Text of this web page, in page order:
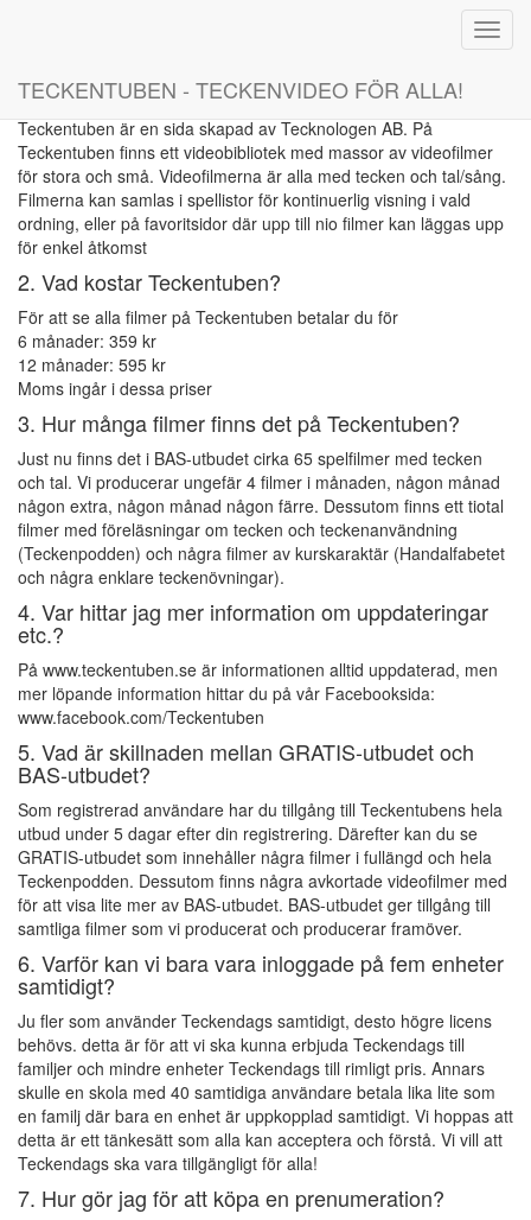
TECKENTUBEN - TECKENVIDEO FÖR ALLA!
1. Vad är Teckentuben?
Teckentuben är en sida skapad av Tecknologen AB. På
Teckentuben finns ett videobibliotek med massor av videofilmer
för stora och små. Videofilmerna är alla med tecken och tal/sång.
Filmerna kan samlas i spellistor för kontinuerlig visning i vald
ordning, eller på favoritsidor där upp till nio filmer kan läggas upp
för enkel åtkomst
2. Vad kostar Teckentuben?
För att se alla filmer på Teckentuben betalar du för
6 månader: 359 kr
12 månader: 595 kr
Moms ingår i dessa priser
3. Hur många filmer finns det på Teckentuben?
Just nu finns det i BAS-utbudet cirka 65 spelfilmer med tecken
och tal. Vi producerar ungefär 4 filmer i månaden, någon månad
någon extra, någon månad någon färre. Dessutom finns ett tiotal
filmer med föreläsningar om tecken och teckenanvändning
(Teckenpodden) och några filmer av kurskaraktär (Handalfabetet
och några enklare teckenövningar).
4. Var hittar jag mer information om uppdateringar
etc.?
På www.teckentuben.se är informationen alltid uppdaterad, men
mer löpande information hittar du på vår Facebooksida:
www.facebook.com/Teckentuben
5. Vad är skillnaden mellan GRATIS-utbudet och
BAS-utbudet?
Som registrerad användare har du tillgång till Teckentubens hela
utbud under 5 dagar efter din registrering. Därefter kan du se
GRATIS-utbudet som innehåller några filmer i fullängd och hela
Teckenpodden. Dessutom finns några avkortade videofilmer med
för att visa lite mer av BAS-utbudet. BAS-utbudet ger tillgång till
samtliga filmer som vi producerat och producerar framöver.
6. Varför kan vi bara vara inloggade på fem enheter
samtidigt?
Ju fler som använder Teckendags samtidigt, desto högre licens
behövs. detta är för att vi ska kunna erbjuda Teckendags till
familjer och mindre enheter Teckendags till rimligt pris. Annars
skulle en skola med 40 samtidiga användare betala lika lite som
en familj där bara en enhet är uppkopplad samtidigt. Vi hoppas att
detta är ett tänkesätt som alla kan acceptera och förstå. Vi vill att
Teckendags ska vara tillgängligt för alla!
7. Hur gör jag för att köpa en prenumeration?